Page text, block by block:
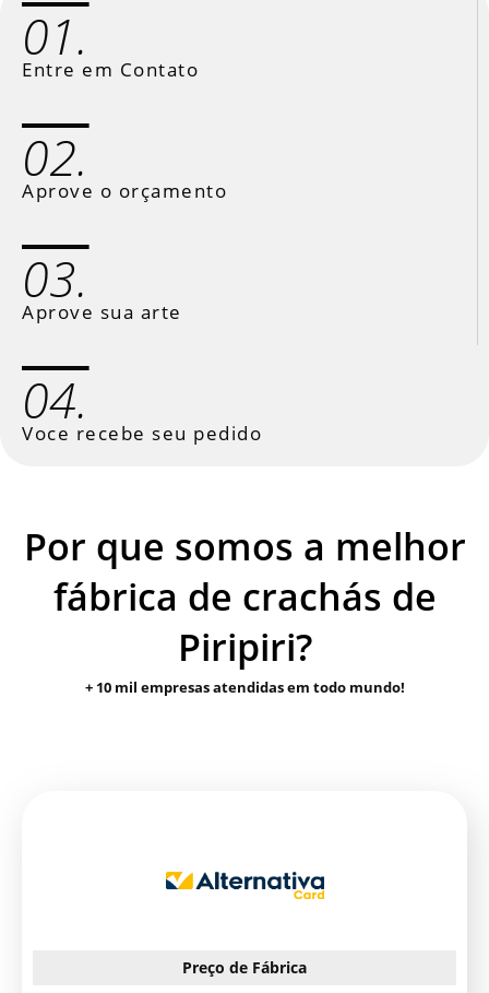
01.
Entre em Contato
02.
Aprove o orçamento
03.
Aprove sua arte
04.
Voce recebe seu pedido
Por que somos a melhor
fábrica de crachás de
Piripiri?
+ 10 mil empresas atendidas em todo mundo!
Preço de Fábrica